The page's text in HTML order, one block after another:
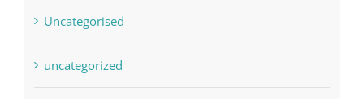
Uncategorised
uncategorized